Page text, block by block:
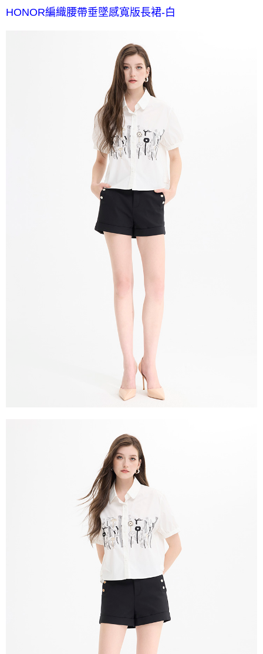
$80 元物流費
宅配送到家-訂單滿 $2000 元即享免運服務-未滿則另收 $120 元物
每筆NT$120，滿NT$2,000(含以上)免運費
HONOR編織腰帶垂墜感寬版長裙-白